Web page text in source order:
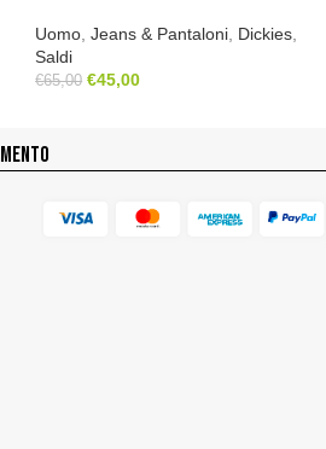
Uomo, Jeans & Pantaloni, Dickies,
Saldi
€65,00 €45,00